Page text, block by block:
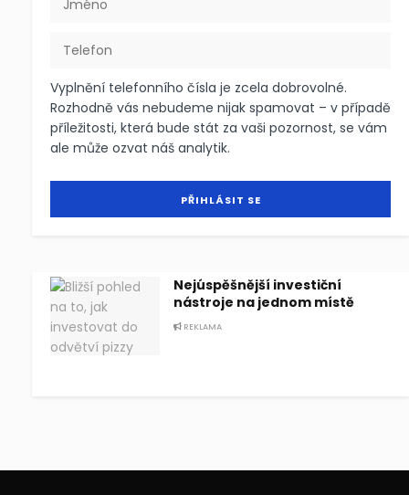
Vyplnění telefonního čísla je zcela dobrovolné.
Rozhodně vás nebudeme nijak spamovat – v případě
příležitosti, která bude stát za vaši pozornost, se vám
ale může ozvat náš analytik.
Nejúspěšnější investiční
nástroje na jednom místě
REKLAMA